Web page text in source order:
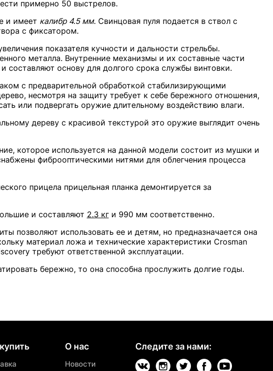
примерно 50 выстрелов.
и имеет калибр 4.5 мм. Свинцовая пуля подается в ствол с
с фиксатором.
показателя кучности и дальности стрельбы.
металла. Внутренние механизмы и их составные части
составляют основу для долгого срока службы винтовки.
с предварительной обработкой стабилизирующими
несмотря на защиту требует к себе бережного отношения,
или подвергать оружие длительному воздействию влаги.
дереву с красивой текстурой это оружие выглядит очень
которое используется на данной модели состоит из мушки и
фиброоптическими нитями для облегчения процесса
прицела прицельная планка демонтируется за
и составляют 2.3 кги 990 мм соответственно.
позволяют использовать ее и детям, но предназначается она
материал ложа и технические характеристики Crosman
требуют ответственной эксплуатации.
бережно, то она способна прослужить долгие годы.
О нас
Новости
Следите за нами: